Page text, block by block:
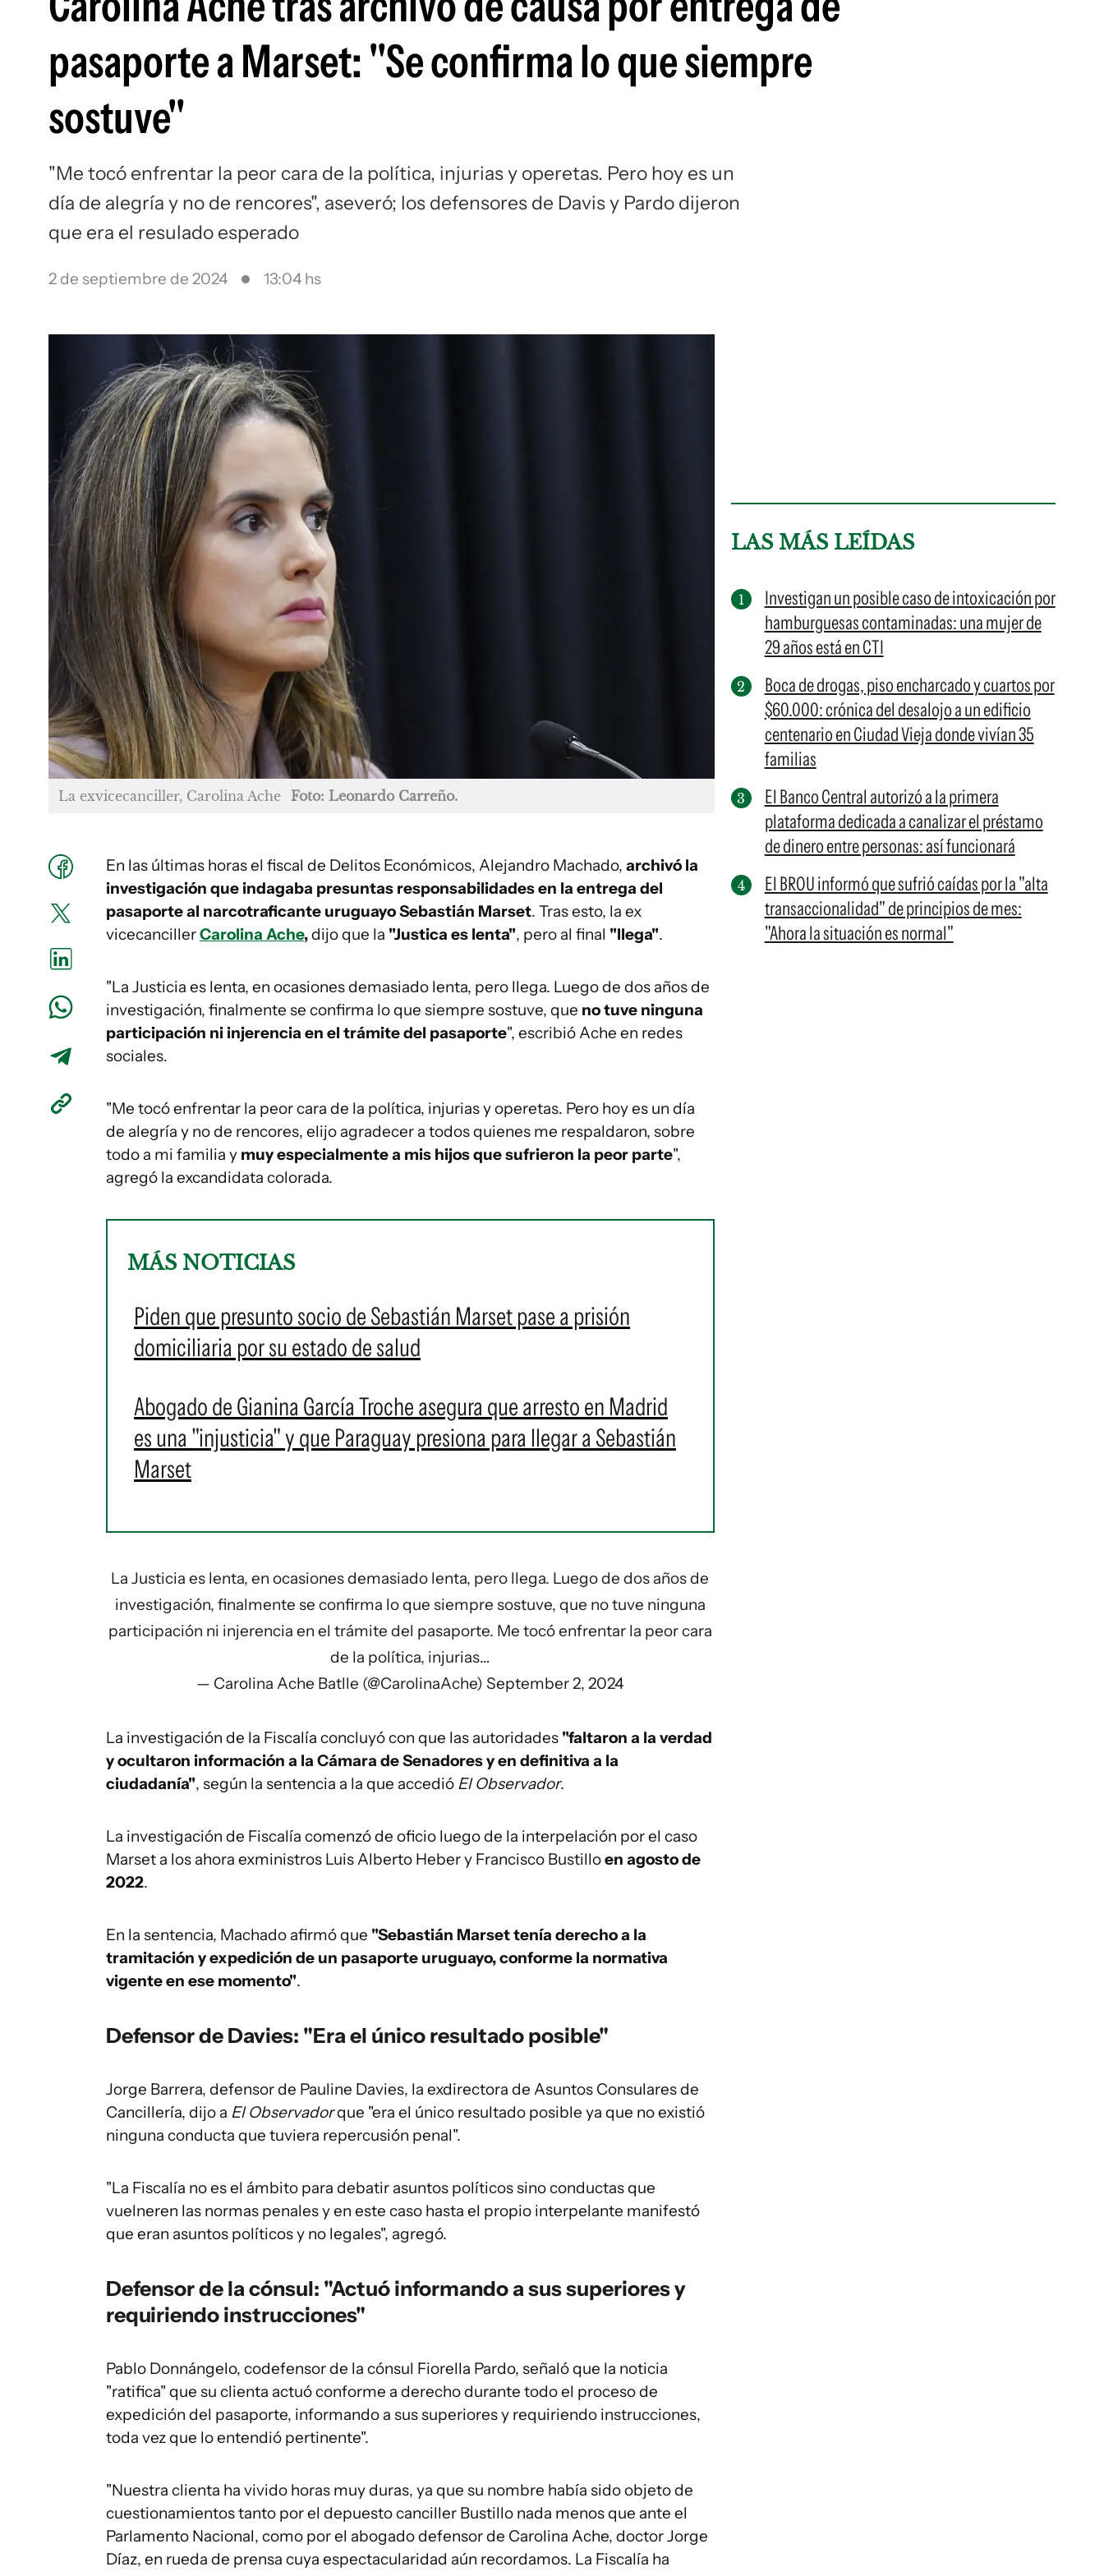
pasaporte a Marset: "Se confirma lo que siempre
sostuve"
"Me tocó enfrentar la peor cara de la política, injurias y operetas. Pero hoy es un
día de alegría y no de rencores", aseveró; los defensores de Davis y Pardo dijeron
que era el resulado esperado
2 de septiembre de 2024 13:04 hs
La exvicecanciller, Carolina Ache Foto: Leonardo Carreño.
En las últimas horas el fiscal de Delitos Económicos, Alejandro Machado, archivó la
investigación que indagaba presuntas responsabilidades en la entrega del
pasaporte al narcotraficante uruguayo Sebastián Marset. Tras esto, la ex
vicecancillerCarolina Ache,dijo que la "Justica es lenta", pero al final "llega".
"La Justicia es lenta, en ocasiones demasiado lenta, pero llega. Luego de dos años de
investigación, finalmente se confirma lo que siempre sostuve, que no tuve ninguna
participación ni injerencia en el trámite del pasaporte", escribió Ache en redes
sociales.
"Me tocó enfrentar la peor cara de la política, injurias y operetas. Pero hoy es un día
de alegría y no de rencores, elijo agradecer a todos quienes me respaldaron, sobre
todo a mi familia y muy especialmente a mis hijos que sufrieron la peor parte",
agregó la excandidata colorada.
MÁS NOTICIAS
Piden que presunto socio de Sebastián Marset pase a prisión
domiciliaria por su estado de salud
Abogado de Gianina García Troche asegura que arresto en Madrid
es una "injusticia" y que Paraguay presiona para llegar a Sebastián
Marset
La Justicia es lenta, en ocasiones demasiado lenta, pero llega. Luego de dos años de
investigación, finalmente se confirma lo que siempre sostuve, que no tuve ninguna
participación ni injerencia en el trámite del pasaporte. Me tocó enfrentar la peor cara
de la política, injurias…
— Carolina Ache Batlle (@CarolinaAche) September 2, 2024
La investigación de la Fiscalía concluyó con que las autoridades "faltaron a la verdad
y ocultaron información a la Cámara de Senadores y en definitiva a la
ciudadanía", según la sentencia a la que accedió El Observador.
La investigación de Fiscalía comenzó de oficio luego de la interpelación por el caso
Marset a los ahora exministros Luis Alberto Heber y Francisco Bustilloen agosto de
2022.
En la sentencia, Machado afirmó que "Sebastián Marset tenía derecho a la
tramitación y expedición de un pasaporte uruguayo, conforme la normativa
vigente en ese momento".
Defensor de Davies: "Era el único resultado posible"
Jorge Barrera, defensor de Pauline Davies, la exdirectora de Asuntos Consulares de
Cancillería, dijo a El Observadorque "era el único resultado posible ya que no existió
ninguna conducta que tuviera repercusión penal".
"La Fiscalía no es el ámbito para debatir asuntos políticos sino conductas que
vuelneren las normas penales y en este caso hasta el propio interpelante manifestó
que eran asuntos políticos y no legales", agregó.
Defensor de la cónsul: "Actuó informando a sus superiores y
requiriendo instrucciones"
Pablo Donnángelo, codefensor de la cónsul Fiorella Pardo, señaló que la noticia
"ratifica" que su clienta actuó conforme a derecho durante todo el proceso de
expedición del pasaporte, informando a sus superiores y requiriendo instrucciones,
toda vez que lo entendió pertinente".
"Nuestra clienta ha vivido horas muy duras, ya que su nombre había sido objeto de
cuestionamientos tanto por el depuesto canciller Bustillo nada menos que ante el
Parlamento Nacional, como por el abogado defensor de Carolina Ache, doctor Jorge
Díaz, en rueda de prensa cuya espectacularidad aún recordamos. La Fiscalía ha
LAS MÁS LEÍDAS
Investigan un posible caso de intoxicación por
hamburguesas contaminadas: una mujer de
29 años está en CTI
Boca de drogas, piso encharcado y cuartos por
$60.000: crónica del desalojo a un edificio
centenario en Ciudad Vieja donde vivían 35
familias
El Banco Central autorizó a la primera
plataforma dedicada a canalizar el préstamo
de dinero entre personas: así funcionará
El BROU informó que sufrió caídas por la "alta
transaccionalidad" de principios de mes:
"Ahora la situación es normal"